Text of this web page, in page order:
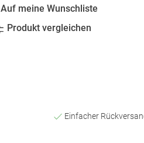
Auf meine Wunschliste
Produkt vergleichen
Einfacher